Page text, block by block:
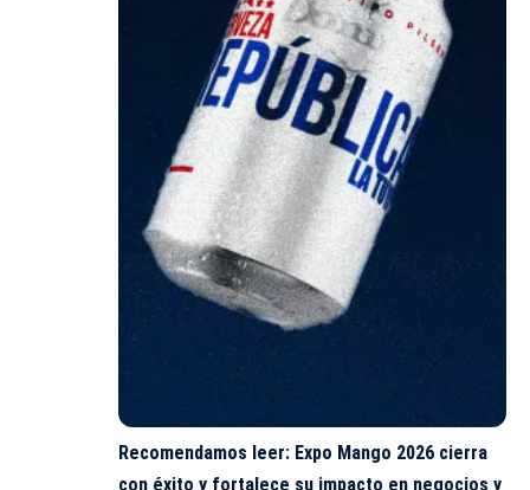
Recomendamos leer: Expo Mango 2026 cierra
con éxito y fortalece su impacto en negocios y